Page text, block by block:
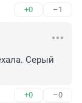
+0 –1
Серый
+0 –0